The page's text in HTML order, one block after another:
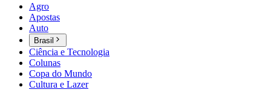
Agro
Apostas
Auto
Brasil
Ciência e Tecnologia
Colunas
Copa do Mundo
Cultura e Lazer